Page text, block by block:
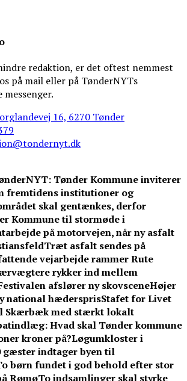
redaktion, er det oftest nemmest
på mail eller på TønderNYTs
messenger.
16, 6270 Tønder
Tønder Kommune inviterer
fremtidens institutioner og
skal gentænkes, derfor
Kommune til stormøde i
på motorvejen, når ny asfalt
Træt asfalt sendes på
vejarbejde rammer Rute
rykker ind mellem
afslører ny skovsceneHøjer
national hædersprisStafet for Livet
Skærbæk med stærkt lokalt
Hvad skal Tønder kommune
kroner på?Løgumkloster i
gæster indtager byen til
børn fundet i god behold efter stor
RømøTo indsamlinger skal styrke